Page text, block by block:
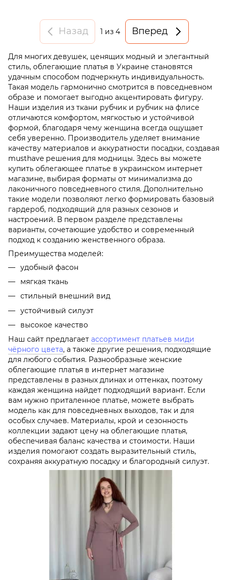
Назад 1 из 4 Вперед
Для многих девушек, ценящих модный и элегантный
стиль, облегающие платья в Украине становятся
удачным способом подчеркнуть индивидуальность.
Такая модель гармонично смотрится в повседневном
образе и помогает выгодно акцентировать фигуру.
Наши изделия из ткани рубчик и рубчик на флисе
отличаются комфортом, мягкостью и устойчивой
формой, благодаря чему женщина всегда ощущает
себя уверенно. Производитель уделяет внимание
качеству материалов и аккуратности посадки, создавая
musthave решения для модницы. Здесь вы можете
купить облегающее платье в украинском интернет
магазине, выбирая форматы от минимализма до
лаконичного повседневного стиля. Дополнительно
такие модели позволяют легко формировать базовый
гардероб, подходящий для разных сезонов и
настроений. В первом разделе представлены
варианты, сочетающие удобство и современный
подход к созданию женственного образа.
Преимущества моделей:
удобный фасон
мягкая ткань
стильный внешний вид
устойчивый силуэт
высокое качество
Наш сайт предлагает ассортимент платьев миди
чёрного цвета, а также другие решения, подходящие
для любого события. Разнообразные женские
облегающие платья в интернет магазине
представлены в разных длинах и оттенках, поэтому
каждая женщина найдет подходящий вариант. Если
вам нужно приталенное платье, можете выбрать
модель как для повседневных выходов, так и для
особых случаев. Материалы, крой и сезонность
коллекции задают цену на облегающие платья,
обеспечивая баланс качества и стоимости. Наши
изделия помогают создать выразительный стиль,
сохраняя аккуратную посадку и благородный силуэт.